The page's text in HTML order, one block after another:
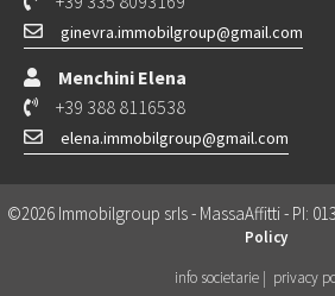
ginevra.immobilgroup@gmail.com
Menchini Elena
+39 388 8116538
elena.immobilgroup@gmail.com
©2026 Immobilgroup srls - MassaAffitti - PI:
Policy
info societarie | privacy